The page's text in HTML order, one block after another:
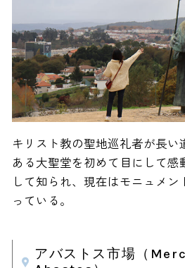
キリスト教の聖地巡礼者が長
ある大聖堂を初めて目にして感
して知られ、現在はモニュメン
っている。
アバストス市場（